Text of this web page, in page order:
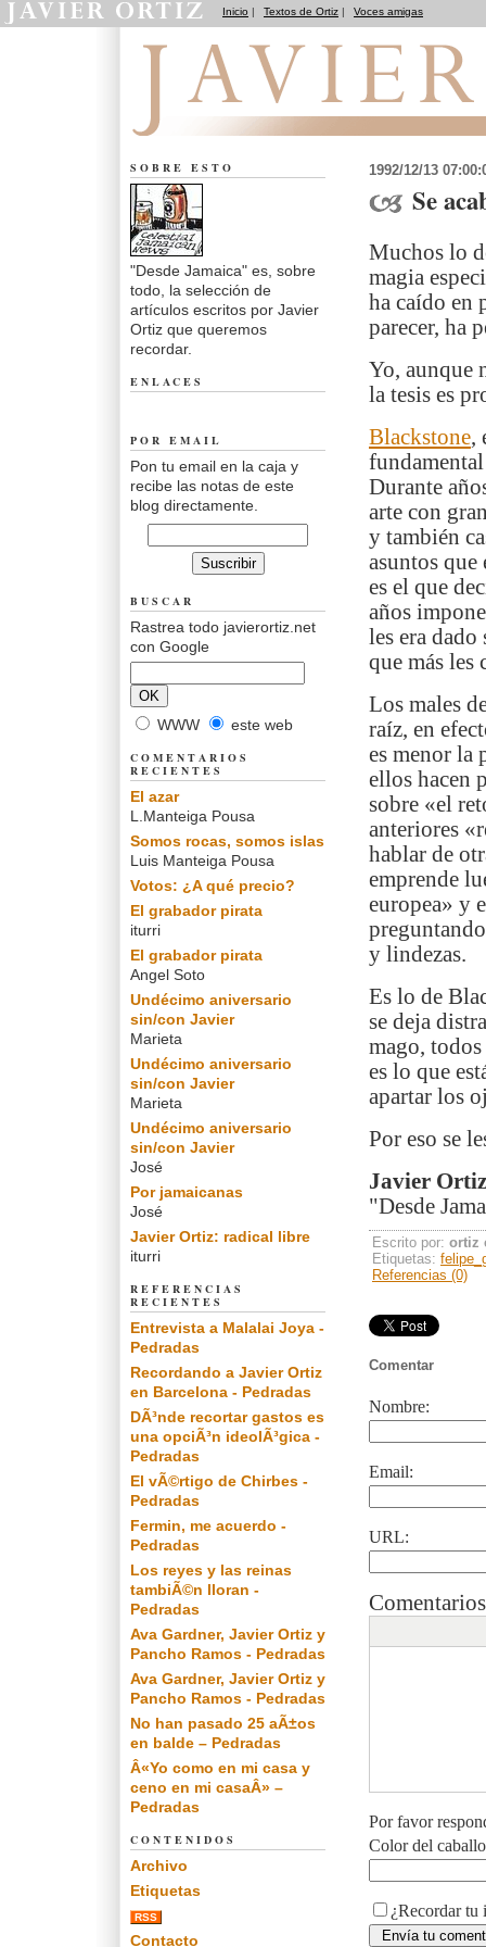
Inicio | Textos de Ortiz | Voces amigas
1992/12/13
Se
Muchos lo
magia
ha caído en
parecer, ha
Yo, aunque
la tesis es
Blackstone,
Durante
arte con
y también
asuntos
es el que
años
les era
que más les
Los males
raíz, en
es menor la
ellos hacen
sobre «el
anteriores
hablar de
emprende
europea» y
y lindezas.
Es lo de
se deja
mago,
es lo que
apartar los
Por eso se
Javier Ortiz
"Desde
Escrito por: ortiz
Etiquetas:
Referencias (0)
Comentar
Nombre:
Email:
URL:
Por favor
Color del
¿Recordar tu
SOBRE ESTO
"Desde Jamaica" es, sobre
todo, la selección de
artículos escritos por Javier
Ortiz que queremos
recordar.
ENLACES
POR EMAIL
Pon tu email en la caja y
recibe las notas de este
blog directamente.
BUSCAR
Rastrea todo javierortiz.net
con Google
WWW este web
COMENTARIOS
RECIENTES
El azar
L.Manteiga Pousa
Somos rocas, somos islas
Luis Manteiga Pousa
Votos: ¿A qué precio?
El grabador pirata
iturri
El grabador pirata
Angel Soto
Undécimo aniversario
sin/con Javier
Marieta
Undécimo aniversario
sin/con Javier
Marieta
Undécimo aniversario
sin/con Javier
José
Por jamaicanas
José
Javier Ortiz: radical libre
iturri
REFERENCIAS
RECIENTES
Entrevista a Malalai Joya -
Pedradas
Recordando a Javier Ortiz
en Barcelona - Pedradas
DÃ³nde recortar gastos es
una opciÃ³n ideolÃ³gica -
Pedradas
El vÃ©rtigo de Chirbes -
Pedradas
Fermin, me acuerdo -
Pedradas
Los reyes y las reinas
tambiÃ©n lloran -
Pedradas
Ava Gardner, Javier Ortiz y
Pancho Ramos - Pedradas
Ava Gardner, Javier Ortiz y
Pancho Ramos - Pedradas
No han pasado 25 aÃ±os
en balde – Pedradas
Â«Yo como en mi casa y
ceno en mi casaÂ» –
Pedradas
CONTENIDOS
Archivo
Etiquetas
RSS
Contacto